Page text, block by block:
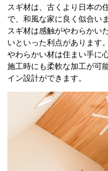
スギ材は、古くより日本の
で、和風な家に良く似合いま
スギ材は感触がやわらかい
いといった利点があります。
やわらかい材は住まい手に
施工時にも柔軟な加工が可
イン設計ができます。